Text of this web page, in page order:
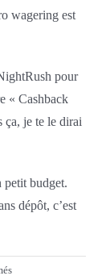
wagering est
pour
« Cashback
ça, je te le dirai
petit budget.
dépôt, c’est
sur